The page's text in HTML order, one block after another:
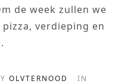
de week zullen we
verdieping en
OLVTERNOOD IN